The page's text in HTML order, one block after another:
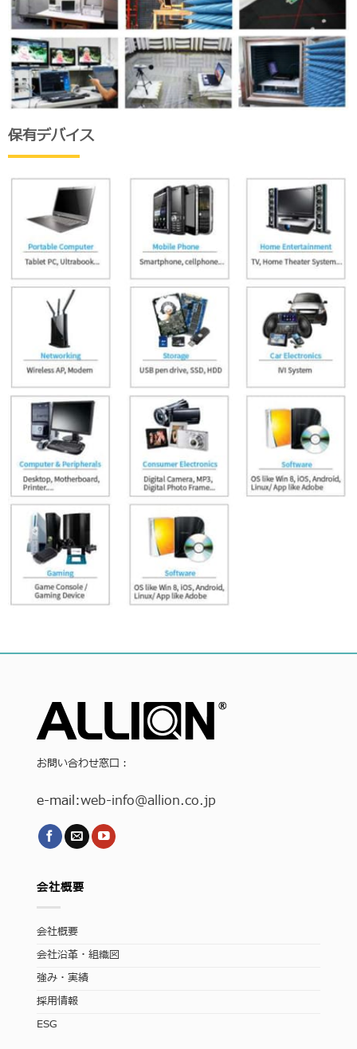
保有デバイス
お問い合わせ窓口：
e-mail:web-info@allion.co.jp
会社概要
会社概要
会社沿革・組織図
強み・実績
採用情報
ESG